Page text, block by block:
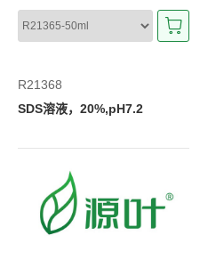
R21368
SDS溶液，20%,pH7.2